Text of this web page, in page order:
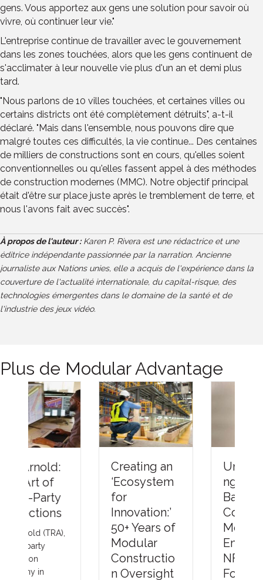
gens. Vous apportez aux gens une solution pour savoir où
vivre, où continuer leur vie."
L'entreprise continue de travailler avec le gouvernement
dans les zones touchées, alors que les gens continuent de
s'acclimater à leur nouvelle vie plus d'un an et demi plus
tard.
"Nous parlons de 10 villes touchées, et certaines villes ou
certains districts ont été complètement détruits", a-t-il
déclaré. "Mais dans l'ensemble, nous pouvons dire que
malgré toutes ces difficultés, la vie continue... Des centaines
de milliers de constructions sont en cours, qu'elles soient
conventionnelles ou qu'elles fassent appel à des méthodes
de construction modernes (MMC). Notre objectif principal
était d'être sur place juste après le tremblement de terre, et
nous l'avons fait avec succès".
À propos de l'auteur :Karen P. Rivera est une rédactrice et une
éditrice indépendante passionnée par la narration. Ancienne
journaliste aux Nations unies, elle a acquis de l'expérience dans la
couverture de l'actualité internationale, du capital-risque, des
technologies émergentes dans le domaine de la santé et de
l'industrie des jeux vidéo.
Plus de Modular Advantage
Creating an
‘Ecosystem
for
Innovation:’
50+ Years of
Modular
n Oversight
Understandi
ng Thermal
Compliance
Methods &
Emerging
NFPA-275
Foam Plastic